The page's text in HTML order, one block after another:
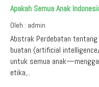
Apakah Semua Anak
Oleh : admin
Abstrak Perdebatan tentang
buatan (artificial
untuk semua
etika,..